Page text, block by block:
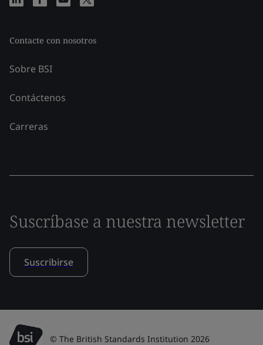
Contacte con nosotros
Sobre BSI
Contáctenos
Carreras
Suscríbase a nuestra newsletter
Suscribirse
© The British Standards Institution 2026